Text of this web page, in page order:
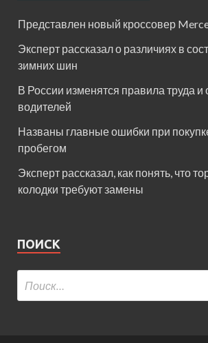
Представлен новый кроссовер
Эксперт рассказал о различиях в
зимних шин
В России изменятся правила труда и
водителей
Названы главные ошибки при
пробегом
Эксперт рассказал, как понять, что
колодки требуют замены
ПОИСК